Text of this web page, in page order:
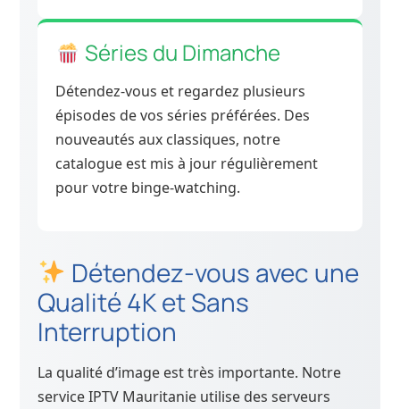
Séries du Dimanche
Détendez-vous et regardez plusieurs
épisodes de vos séries préférées. Des
nouveautés aux classiques, notre
catalogue est mis à jour régulièrement
pour votre binge-watching.
Détendez-vous avec une
Qualité 4K et Sans
Interruption
La qualité d’image est très importante. Notre
service IPTV Mauritanie utilise des serveurs